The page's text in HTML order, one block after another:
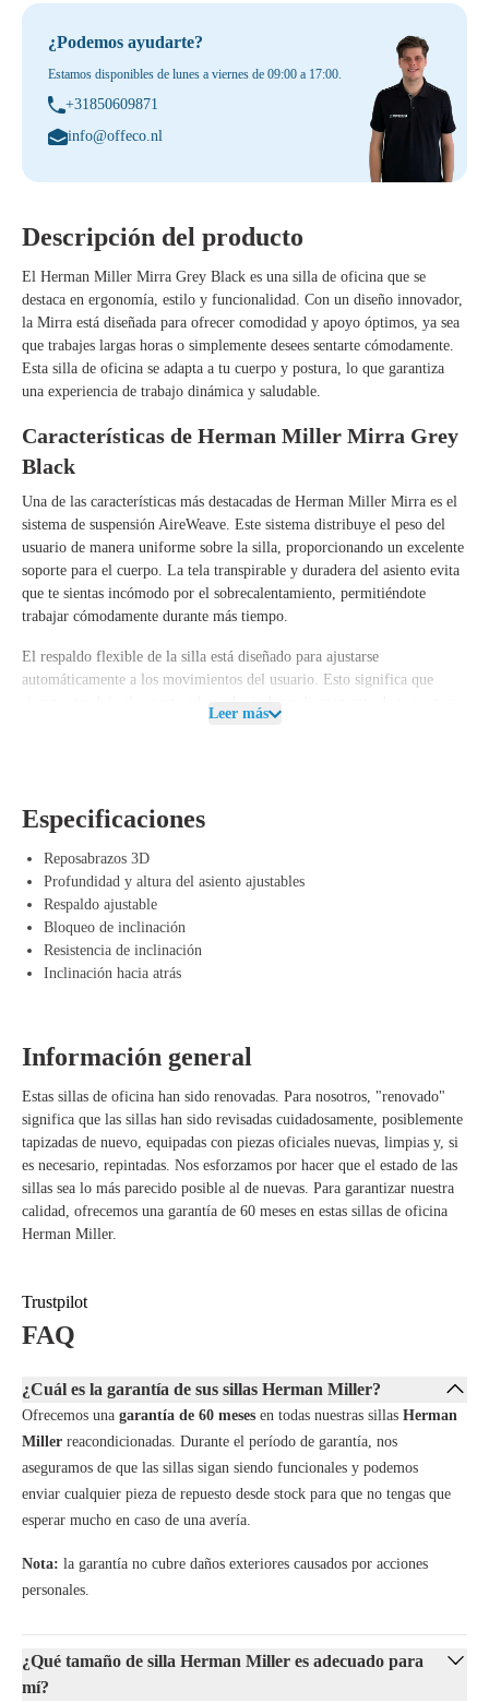
¿Podemos ayudarte?
Estamos disponibles de lunes a viernes de 09:00 a 17:00.
+31850609871
info@offeco.nl
Descripción del producto
El Herman Miller Mirra Grey Black es una silla de oficina que se
destaca en ergonomía, estilo y funcionalidad. Con un diseño innovador,
la Mirra está diseñada para ofrecer comodidad y apoyo óptimos, ya sea
que trabajes largas horas o simplemente desees sentarte cómodamente.
Esta silla de oficina se adapta a tu cuerpo y postura, lo que garantiza
una experiencia de trabajo dinámica y saludable.
Características de Herman Miller Mirra Grey
Black
Una de las características más destacadas de Herman Miller Mirra es el
sistema de suspensión AireWeave. Este sistema distribuye el peso del
usuario de manera uniforme sobre la silla, proporcionando un excelente
soporte para el cuerpo. La tela transpirable y duradera del asiento evita
que te sientas incómodo por el sobrecalentamiento, permitiéndote
trabajar cómodamente durante más tiempo.
El respaldo flexible de la silla está diseñado para ajustarse
automáticamente a los movimientos del usuario. Esto significa que
Además, el Herman Miller Mirra también es una opción sostenible. La
silla está fabricada con un 42% de materiales reciclados y es un 96%
reciclable. Esto hace que la Mirra sea una opción ecológica que tiene un
impacto mínimo en el medio ambiente. Además, las piezas de la silla
pueden reemplazarse fácilmente, lo que prolonga la vida útil del
producto.
adecuado, independientemente de tu postura.
Sistema de suspensión AireWeave – Ofrece comodidad transpirable y
ayuda a distribuir el peso uniformemente sobre la silla.
Sistema de cinemática – Asegura movimientos suaves que reducen la
presión sobre la columna vertebral y las caderas.
Sostenible – Hecho con un 42% de materiales reciclados y un 96%
reciclable.
Acabado elegante – El color Grey Black le da a la silla un aspecto
moderno y profesional que se adapta a cualquier espacio de trabajo.
Leer más
Especificaciones
Reposabrazos 3D
Profundidad y altura del asiento ajustables
Respaldo ajustable
Bloqueo de inclinación
Resistencia de inclinación
Inclinación hacia atrás
Información general
Estas sillas de oficina han sido renovadas. Para nosotros, "renovado"
significa que las sillas han sido revisadas cuidadosamente, posiblemente
tapizadas de nuevo, equipadas con piezas oficiales nuevas, limpias y, si
es necesario, repintadas. Nos esforzamos por hacer que el estado de las
sillas sea lo más parecido posible al de nuevas. Para garantizar nuestra
calidad, ofrecemos una garantía de 60 meses en estas sillas de oficina
Herman Miller.
Trustpilot
FAQ
¿Cuál es la garantía de sus sillas Herman Miller?
Ofrecemos una garantía de 60 meses en todas nuestras sillas Herman
Miller reacondicionadas. Durante el período de garantía, nos
aseguramos de que las sillas sigan siendo funcionales y podemos
enviar cualquier pieza de repuesto desde stock para que no tengas que
esperar mucho en caso de una avería.
Nota: la garantía no cubre daños exteriores causados por acciones
personales.
¿Qué tamaño de silla Herman Miller es adecuado para
mí?